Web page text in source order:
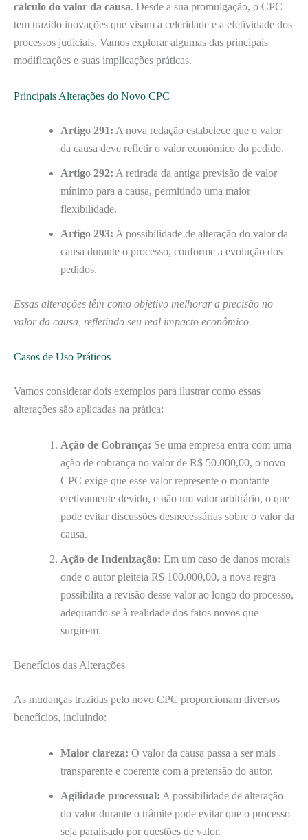
cálculo do valor da causa. Desde a sua promulgação, o CPC
tem trazido inovações que visam a celeridade e a efetividade dos
processos judiciais. Vamos explorar algumas das principais
modificações e suas implicações práticas.
Principais Alterações do Novo CPC
Artigo 291: A nova redação estabelece que o valor
da causa deve refletir o valor econômico do pedido.
Artigo 292: A retirada da antiga previsão de valor
mínimo para a causa, permitindo uma maior
flexibilidade.
Artigo 293: A possibilidade de alteração do valor da
causa durante o processo, conforme a evolução dos
pedidos.
Essas alterações têm como objetivo melhorar a precisão no
valor da causa, refletindo seu real impacto econômico.
Casos de Uso Práticos
Vamos considerar dois exemplos para ilustrar como essas
alterações são aplicadas na prática:
Ação de Cobrança: Se uma empresa entra com uma
ação de cobrança no valor de R$ 50.000,00, o novo
CPC exige que esse valor represente o montante
efetivamente devido, e não um valor arbitrário, o que
pode evitar discussões desnecessárias sobre o valor da
causa.
Ação de Indenização: Em um caso de danos morais
onde o autor pleiteia R$ 100.000,00, a nova regra
possibilita a revisão desse valor ao longo do processo,
adequando-se à realidade dos fatos novos que
surgirem.
Benefícios das Alterações
As mudanças trazidas pelo novo CPC proporcionam diversos
benefícios, incluindo:
Maior clareza: O valor da causa passa a ser mais
transparente e coerente com a pretensão do autor.
Agilidade processual: A possibilidade de alteração
do valor durante o trâmite pode evitar que o processo
seja paralisado por questões de valor.